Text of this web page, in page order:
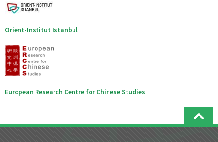
Orient-Institut Istanbul
European Research Centre for Chinese Studies